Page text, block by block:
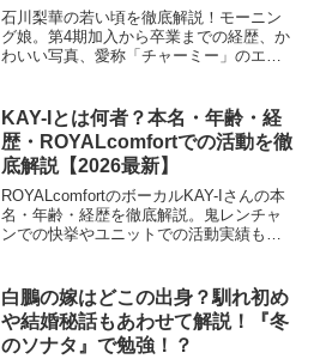
石川梨華の若い頃を徹底解説！モーニン
グ娘。第4期加入から卒業までの経歴、か
わいい写真、愛称「チャーミー」のエピ
KAY-Iとは何者？本名・年齢・経
歴・ROYALcomfortでの活動を徹
底解説【2026最新】
ROYALcomfortのボーカルKAY-Iさんの本
名・年齢・経歴を徹底解説。鬼レンチャ
ンでの快挙やユニットでの活動実績も分
白鵬の嫁はどこの出身？馴れ初め
や結婚秘話もあわせて解説！『冬
のソナタ』で勉強！？